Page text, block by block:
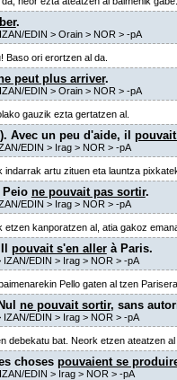
.
EDIN > Orain> NOR > -pA
Baso ori erortzen al da.
peut plus arriver.
EDIN > Orain> NOR > -pA
gauzik ezta gertatzen al.
Avec un peu d'aide, il
EDIN > Irag> NOR > -pA
indarrak artu zituen eta launtza
Peio ne pouvait pas sortir.
EDIN > Irag> NOR > -pA
etzen kanporatzen al, atia gakoz
pouvait s'en allerà Paris.
EDIN > Irag> NOR > -pA
Pello gaten al tzen
ne pouvait sortir, sans
EDIN > Irag> NOR > -pA
debekatu bat. Neork etzen ateatzen
choses pouvaient se
EDIN > Irag> NOR > -pA